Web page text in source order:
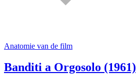
Anatomie van de film
Banditi a Orgosolo (1961)